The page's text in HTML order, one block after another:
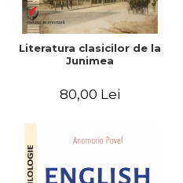
Literatura clasicilor de la
Junimea
80,00 Lei